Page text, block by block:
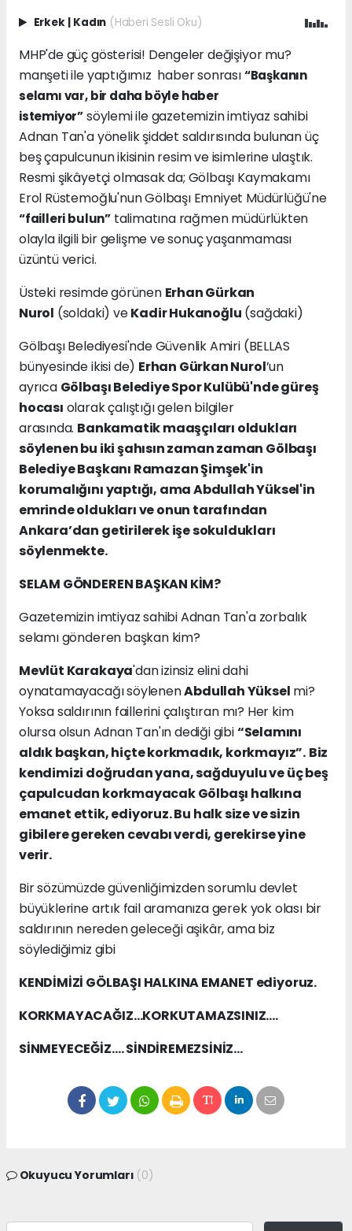
Erkek | Kadın (Haberi Sesli Oku)
MHP'de güç gösterisi! Dengeler değişiyor mu?
manşeti ile yaptığımız haber sonrası“Başkanın
selamı var, bir daha böyle haber
istemiyor”söylemi ile gazetemizin imtiyaz sahibi
Adnan Tan'a yönelik şiddet saldırısında bulunan üç
beş çapulcunun ikisinin resim ve isimlerine ulaştık.
Resmi şikâyetçi olmasak da; Gölbaşı Kaymakamı
Erol Rüstemoğlu'nun Gölbaşı Emniyet Müdürlüğü'ne
“failleri bulun”talimatına rağmen müdürlükten
olayla ilgili bir gelişme ve sonuç yaşanmaması
üzüntü verici.
Üsteki resimde görünen Erhan Gürkan
Nurol (soldaki) veKadir Hukanoğlu (sağdaki)
Gölbaşı Belediyesi'nde Güvenlik Amiri (BELLAS
bünyesinde ikisi de) Erhan Gürkan Nurol’un
ayrıca Gölbaşı Belediye Spor Kulübü'nde güreş
hocası olarak çalıştığı gelen bilgiler
arasında. Bankamatik maaşçıları oldukları
söylenen bu iki şahısın zaman zaman Gölbaşı
Belediye Başkanı Ramazan Şimşek'in
korumalığını yaptığı, ama Abdullah Yüksel'in
emrinde oldukları ve onun tarafından
Ankara’dan getirilerek işe sokuldukları
söylenmekte.
SELAM GÖNDEREN BAŞKAN KİM?
Gazetemizin imtiyaz sahibi Adnan Tan'a zorbalık
selamı gönderen başkan kim?
Mevlüt Karakaya'dan izinsiz elini dahi
oynatamayacağı söylenenAbdullah Yüksel mi?
Yoksa saldırının faillerini çalıştıran mı? Her kim
olursa olsun Adnan Tan'ın dediği gibi“Selamını
aldık başkan, hiçte korkmadık, korkmayız”. Biz
kendimizi doğrudan yana, sağduyulu ve üç beş
çapulcudan korkmayacak Gölbaşı halkına
emanet ettik, ediyoruz. Bu halk size ve sizin
gibilere gereken cevabı verdi, gerekirse yine
verir.
Bir sözümüzde güvenliğimizden sorumlu devlet
büyüklerine artık fail aramanıza gerek yok olası bir
saldırının nereden geleceği aşikâr, ama biz
söylediğimiz gibi
KENDİMİZİ GÖLBAŞI HALKINA EMANET ediyoruz.
KORKMAYACAĞIZ…KORKUTAMAZSINIZ….
SİNMEYECEĞİZ…. SİNDİREMEZSİNİZ…
Okuyucu Yorumları (0)